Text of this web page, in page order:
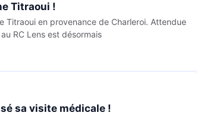
Titraoui !
Titraoui en provenance de Charleroi. Attendue
RC Lens est désormais
sa visite médicale !